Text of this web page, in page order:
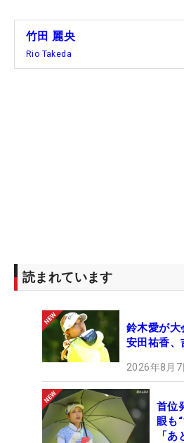
来週のオープンウィークは欧
竹田 麗央
Rio Takeda
読まれています
鈴木愛が
安田祐香、
2026年8月
首位
眼も
「